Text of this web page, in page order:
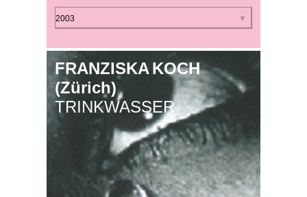
2003
FRANZISKA KOCH
(Zürich)
TRINKWASSER